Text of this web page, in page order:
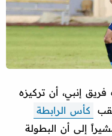
إنبي، أن تركيزه
كأس الرابطة
إلى أن البطولة